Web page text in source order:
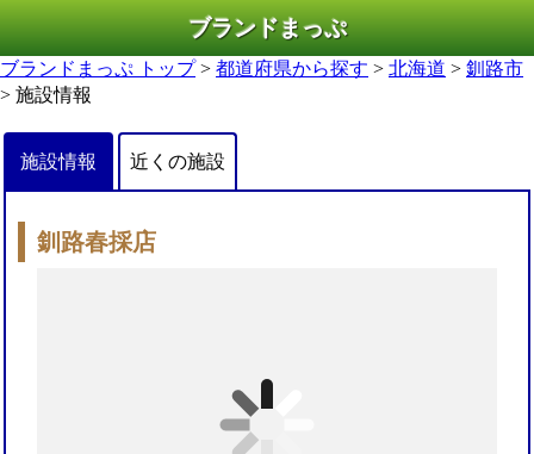
ブランドまっぷ
ブランドまっぷ トップ> 都道府県から探す > 北海道 > 釧路市
> 施設情報
施設情報 近くの施設
釧路春採店